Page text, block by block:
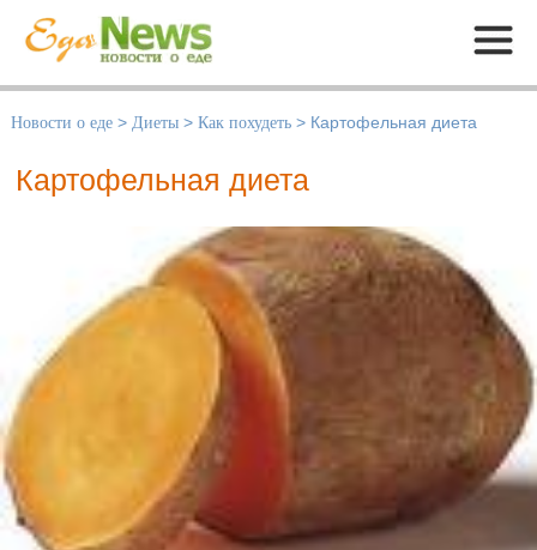
Меню
Новости о еде > Диеты > Как похудеть > Картофельная диета
Картофельная диета